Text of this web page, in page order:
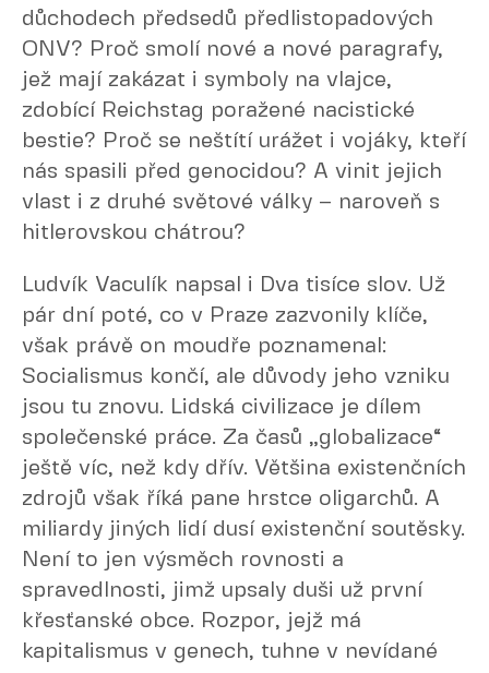
důchodech předsedů předlistopadových
ONV? Proč smolí nové a nové paragrafy,
jež mají zakázat i symboly na vlajce,
zdobící Reichstag poražené nacistické
bestie? Proč se neštítí urážet i vojáky, kteří
nás spasili před genocidou? A vinit jejich
vlast i z druhé světové války – naroveň s
hitlerovskou chátrou?
Ludvík Vaculík napsal i Dva tisíce slov. Už
pár dní poté, co v Praze zazvonily klíče,
však právě on moudře poznamenal:
Socialismus končí, ale důvody jeho vzniku
jsou tu znovu. Lidská civilizace je dílem
společenské práce. Za časů „globalizace“
ještě víc, než kdy dřív. Většina existenčních
zdrojů však říká pane hrstce oligarchů. A
miliardy jiných lidí dusí existenční soutěsky.
Není to jen výsměch rovnosti a
spravedlnosti, jimž upsaly duši už první
křesťanské obce. Rozpor, jejž má
kapitalismus v genech, tuhne v nevídané